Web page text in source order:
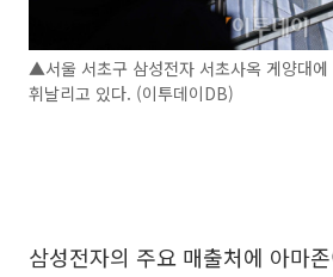
▲서울 서초구 삼성전자 서초사옥 게양대에
휘날리고 있다. (이투데이DB)
삼성전자의 주요 매출처에 아마